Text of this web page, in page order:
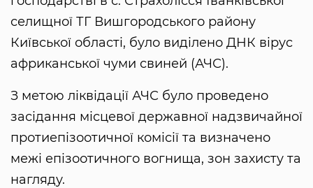
селищної ТГ Вишгородського району
Київської області, було виділено ДНК вірус
африканської чуми свиней (АЧС).
З метою ліквідації АЧС було проведено
засідання місцевої державної надзвичайної
протиепізоотичної комісії та визначено
межі епізоотичного вогнища, зон захисту та
нагляду.